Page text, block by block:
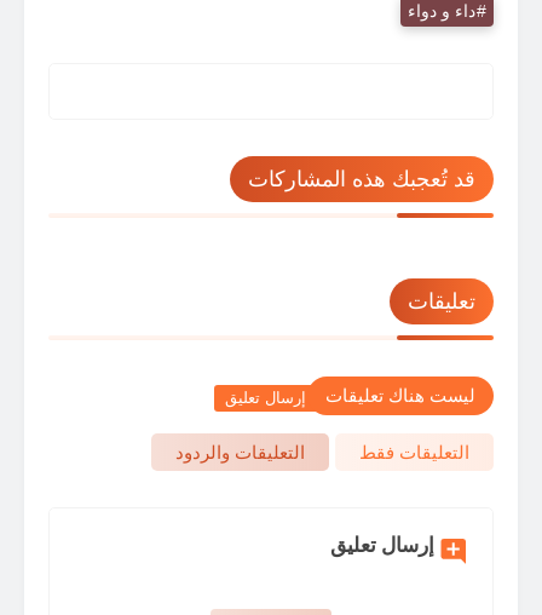
داء و دواء
قد تُعجبك هذه المشاركات
تعليقات
ليست هناك تعليقات إرسال تعليق
التعليقات فقط التعليقات والردود
إرسال تعليق